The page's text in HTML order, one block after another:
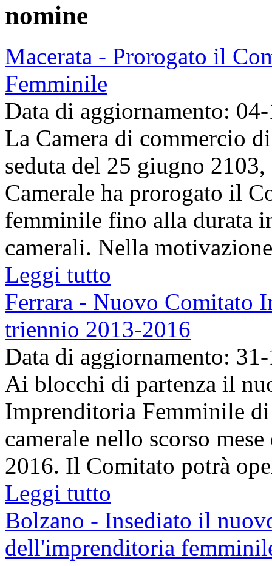
nomine
Macerata - Prorogato il
Femminile
Data di aggiornamento:
La Camera di commercio
seduta del 25 giugno
Camerale ha prorogato il
femminile fino alla durata
camerali. Nella
Leggi tutto
Ferrara - Nuovo Comitato
triennio 2013-2016
Data di aggiornamento:
Ai blocchi di partenza il
Imprenditoria Femminile
camerale nello scorso
2016. Il Comitato potrà
Leggi tutto
Bolzano - Insediato il
dell'imprenditoria